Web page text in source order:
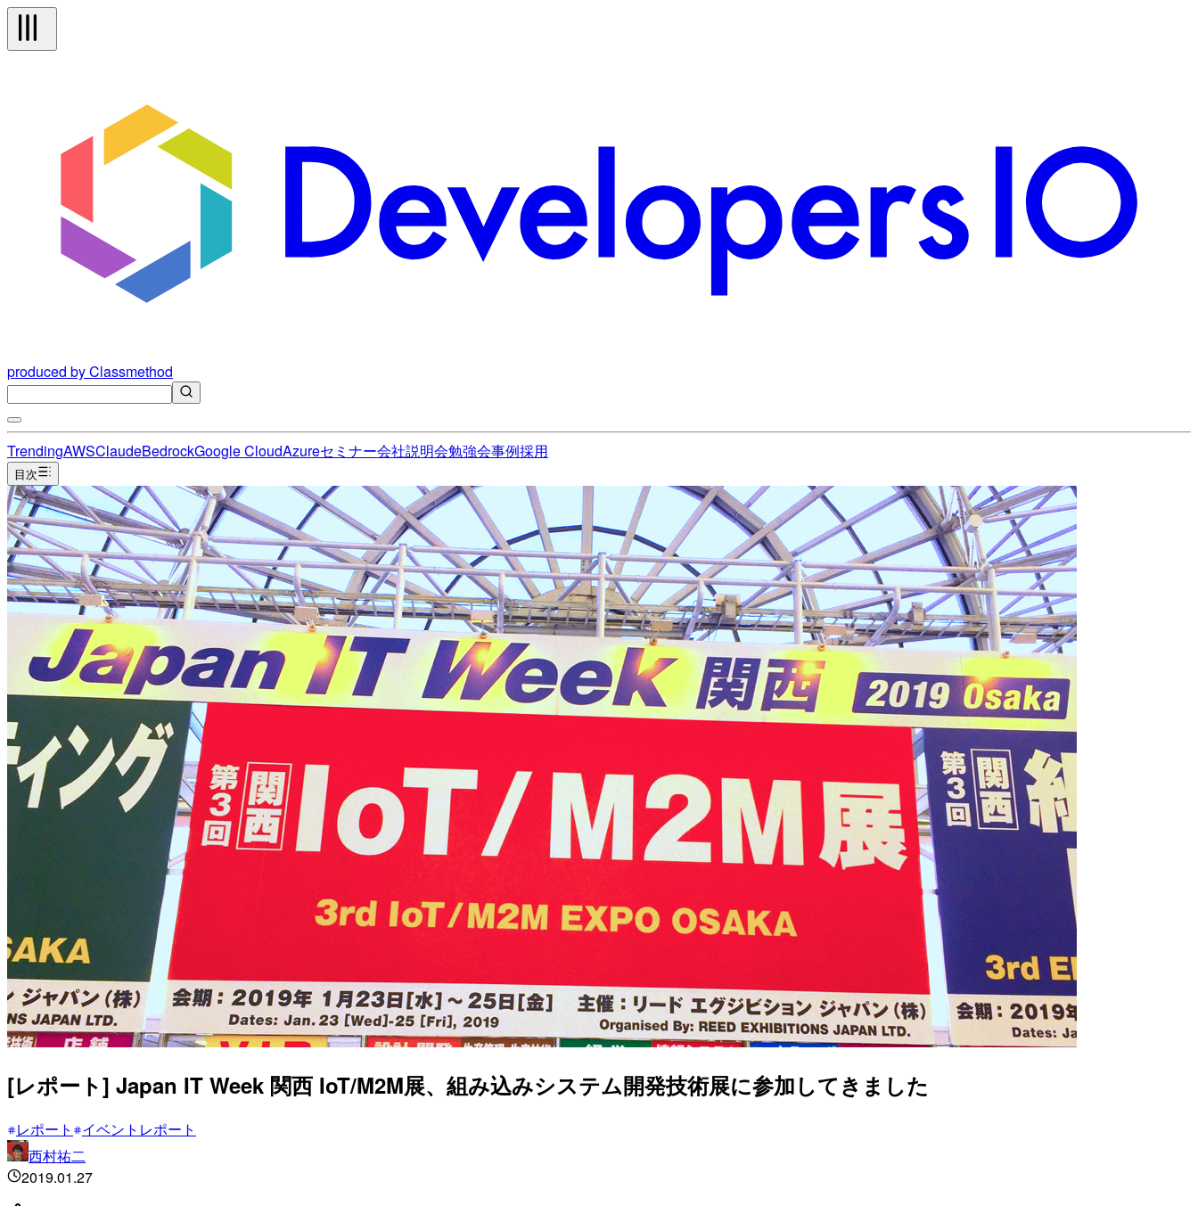
produced by Classmethod
TrendingAWSClaudeBedrockGoogle CloudAzureセミナー会社説明会勉強会事例採用
目次
[レポート] Japan IT Week 関西 IoT/M2M展、組み込みシステム開発技術展に参加してきました
レポート
イベントレポート
西村祐二
2019.01.27